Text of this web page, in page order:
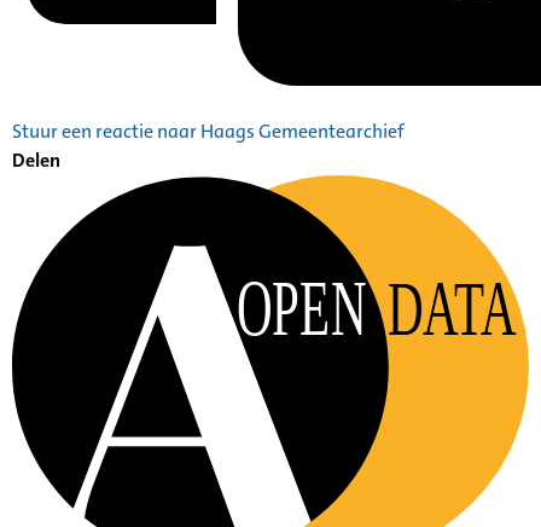
Stuur een reactie naar Haags Gemeentearchief
Delen
OPEN DATA